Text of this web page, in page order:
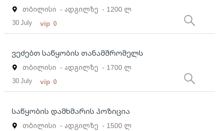
თბილისი - ადგილზე - 1200 ლ
30 July vip 0
ვეძებთ საწყობის თანამშრომელს
თბილისი - ადგილზე - 1700 ლ
30 July vip 0
საწყობის დამხმარის პოზიცია
თბილისი - ადგილზე - 1500 ლ